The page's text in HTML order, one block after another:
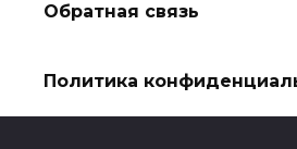
Обратная связь
Политика